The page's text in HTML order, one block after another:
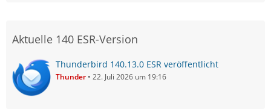
Aktuelle 140 ESR-Version
Thunderbird 140.13.0 ESR veröffentlicht
Thunder 22. Juli 2026 um 19:16